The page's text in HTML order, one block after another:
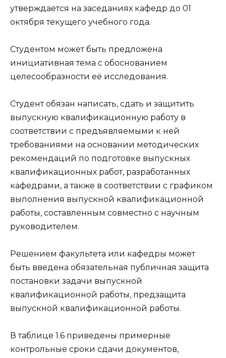
утверждается на заседаниях кафедр до 01
октября текущего учебного года.
Студентом может быть предложена
инициативная тема с обоснованием
целесообразности её исследования.
Студент обязан написать, сдать и защитить
выпускную квалификационную работу в
соответствии с предъявляемыми к ней
требованиями на основании методических
рекомендаций по подготовке выпускных
квалификационных работ, разработанных
кафедрами, а также в соответствии с графиком
выполнения выпускной квалификационной
работы, составленным совместно с научным
руководителем.
Решением факультета или кафедры может
быть введена обязательная публичная защита
постановки задачи выпускной
квалификационной работы, предзащита
выпускной квалификационной работы.
В таблице 1.6 приведены примерные
контрольные сроки сдачи документов,